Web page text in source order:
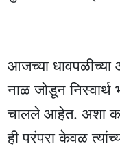
आजच्या धावपळीच्या
नाळ जोडून निस्वार्थ
चालले आहेत. अशा
ही परंपरा केवळ